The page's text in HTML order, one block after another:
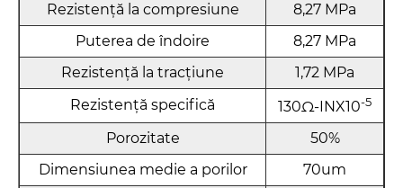
Rezistență la compresiune
8,27 MPa
Puterea de îndoire
8,27 MPa
Rezistență la tracțiune
1,72 MPa
Rezistență specifică
130Ω-INX10-5
Porozitate
50%
Dimensiunea medie a porilor
70um